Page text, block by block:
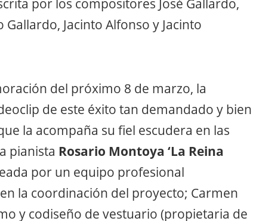
por los compositores José Gallardo,
Jacinto Alfonso y Jacinto
del próximo 8 de marzo, la
de este éxito tan demandado y bien
la acompaña su fiel escudera en las
pianista Rosario Montoya ‘La Reina
por un equipo profesional
la coordinación del proyecto; Carmen
y codiseño de vestuario (propietaria de